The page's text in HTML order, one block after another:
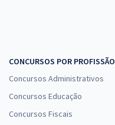
CONCURSOS POR PROFISSÃO
Concursos Administrativos
Concursos Educação
Concursos Fiscais